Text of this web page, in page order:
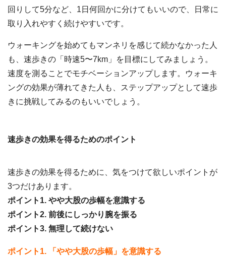
回りして5分など、1日何回かに分けてもいいので、日常に
取り入れやすく続けやすいです。
ウォーキングを始めてもマンネリを感じて続かなかった人
も、速歩きの「時速5〜7km」を目標にしてみましょう。
速度を測ることでモチベーションアップします。ウォーキ
ングの効果が薄れてきた人も、ステップアップとして速歩
きに挑戦してみるのもいいでしょう。
速歩きの効果を得るためのポイント
速歩きの効果を得るために、気をつけて欲しいポイントが
3つだけあります。
ポイント1. やや大股の歩幅を意識する
ポイント2. 前後にしっかり腕を振る
ポイント3. 無理して続けない
ポイント1. 「やや大股の歩幅」を意識する